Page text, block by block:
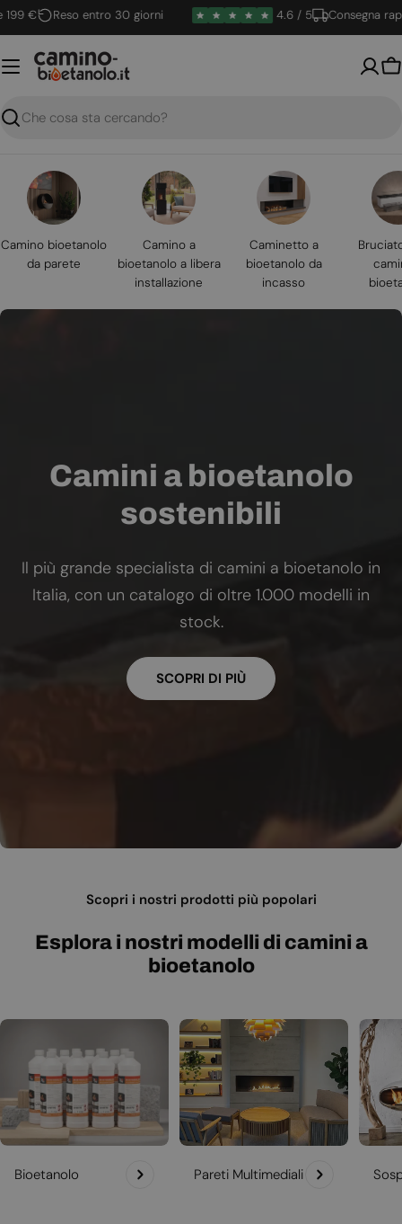
Vai
al
contenuto
Reso entro 30 giorni 4.6 / 5 Consegna rapida
Ricerca
Camino bioetanolo
da parete
Camino a
bioetanolo a libera
installazione
Caminetto a
bioetanolo da
incasso
Camini a bioetanolo
sostenibili
Il più grande specialista di camini a bioetanolo in
Italia, con un catalogo di oltre 1.000 modelli in
stock.
SCOPRI DI PIÙ
Scopri i nostri prodotti più popolari
Esplora i nostri modelli di camini a
bioetanolo
Bioetanolo Pareti Multimediali